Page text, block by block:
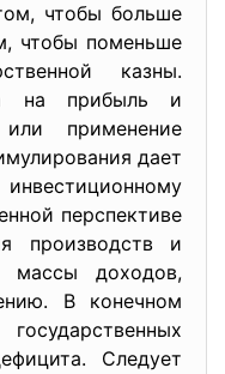
чтобы больше
чтобы поменьше
казны.
на прибыль и
применение
дает
перспективе
производств и
массы доходов,
В конечном
Следует